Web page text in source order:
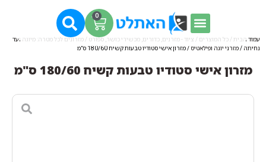
0
עמוד הבית / כל המוצרים / ציוד - מזרנים, כדורים, מכשירי כושר, ספורט / מזרונים לכל מטרה: מיוגה ועד
נחיתה /מזרני יוגה ופילאטיס/ מזרון אישי סטודיו טבעות קשיח 180/60 ס"מ
מזרון אישי סטודיו טבעות קשיח 180/60 ס"מ